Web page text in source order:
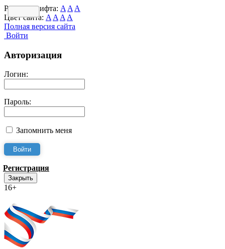
Размер шрифта: A A A
Цвет сайта: A A A A
Полная версия сайта
Войти
Авторизация
Логин:
Пароль:
Запомнить меня
Регистрация
Закрыть
16+